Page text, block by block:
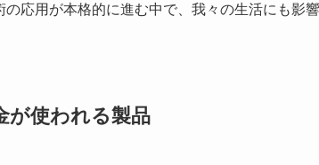
の応用が本格的に進む中で、我々の生活にも影
が使われる製品